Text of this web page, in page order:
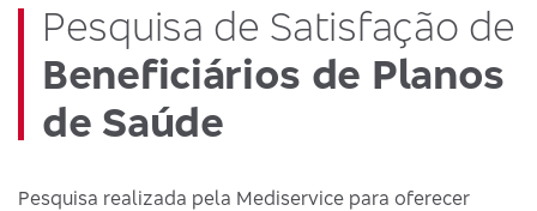
Pesquisa de Satisfação de
Beneficiários de Planos
de Saúde
Pesquisa realizada pela Mediservice para oferecer